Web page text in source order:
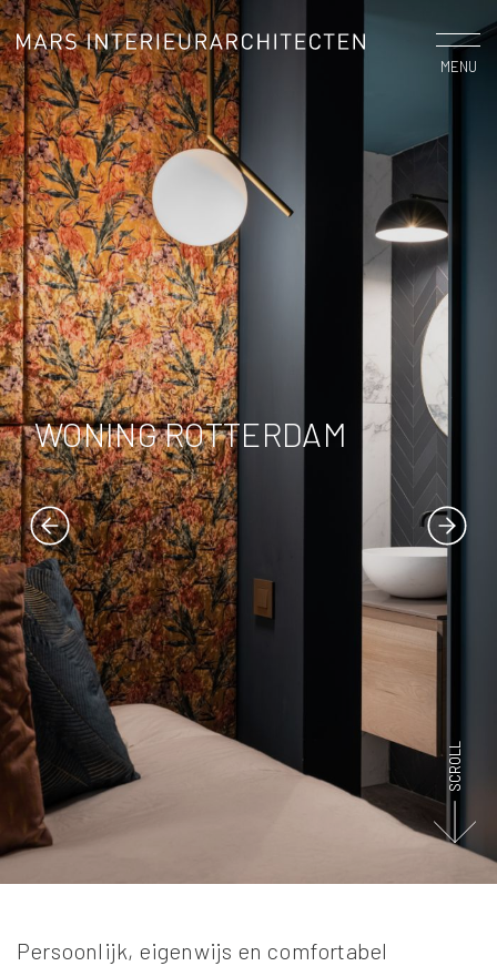
MENU
WONING ROTTERDAM
SCROLL
Persoonlijk, eigenwijs en comfortabel